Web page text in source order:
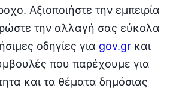
Αξιοποιήστε την εμπειρία
την αλλαγή σας εύκολα
οδηγίες για gov.gr και
που παρέχουμε για
και τα θέματα δημόσιας